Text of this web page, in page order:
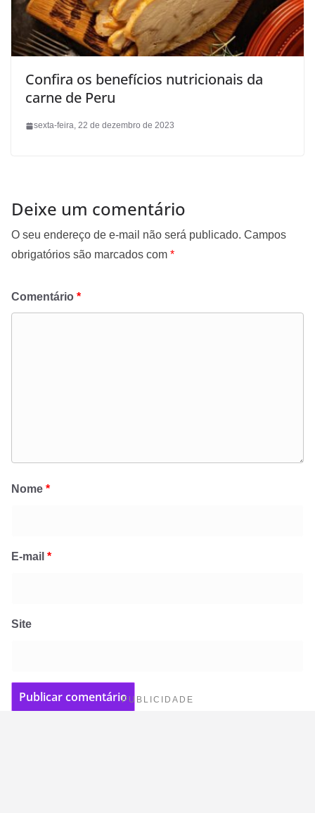
Confira os benefícios nutricionais da
carne de Peru
sexta-feira, 22 de dezembro de 2023
Deixe um comentário
O seu endereço de e-mail não será publicado. Campos
obrigatórios são marcados com *
Comentário *
Nome *
E-mail *
Site
PUBLICIDADE